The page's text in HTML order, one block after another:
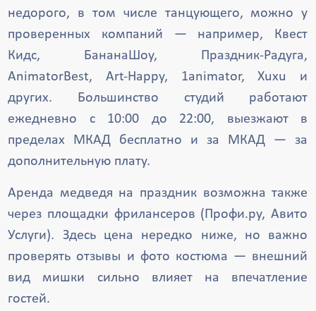
недорого, в том числе танцующего, можно у
проверенных компаний — например, Квест
Кидс, БананаШоу, Праздник-Радуга,
AnimatorBest, Art-Happy, 1animator, Xuxu и
других. Большинство студий работают
ежедневно с 10:00 до 22:00, выезжают в
пределах МКАД бесплатно и за МКАД — за
дополнительную плату.
Аренда медведя на праздник возможна также
через площадки фрилансеров (Профи.ру, Авито
Услуги). Здесь цена нередко ниже, но важно
проверять отзывы и фото костюма — внешний
вид мишки сильно влияет на впечатление
гостей.